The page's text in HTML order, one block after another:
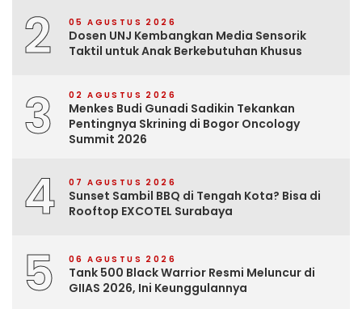
2 05 AGUSTUS 2026
Dosen UNJ Kembangkan Media Sensorik
Taktil untuk Anak Berkebutuhan Khusus
3 02 AGUSTUS 2026
Menkes Budi Gunadi Sadikin Tekankan
Pentingnya Skrining di Bogor Oncology
Summit 2026
4 07 AGUSTUS 2026
Sunset Sambil BBQ di Tengah Kota? Bisa di
Rooftop EXCOTEL Surabaya
5 06 AGUSTUS 2026
Tank 500 Black Warrior Resmi Meluncur di
GIIAS 2026, Ini Keunggulannya